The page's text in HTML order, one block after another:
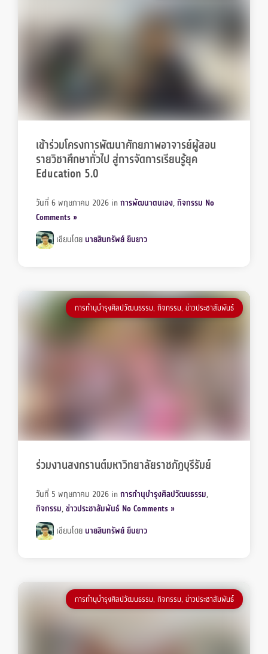
เข้าร่วมโครงการพัฒนาศักยภาพอาจารย์ผู้สอน
รายวิชาศึกษาทั่วไป สู่การจัดการเรียนรู้ยุค
Education 5.0
วันที่ 6 พฤษภาคม 2026 inการพัฒนาตนเอง,กิจกรรม No
Comments »
เขียนโดย นายสินทรัพย์ ยืนยาว
การทำนุบำรุงศิลปวัฒนธรรม, กิจกรรม, ข่าวประชาสัมพันธ์
ร่วมงานสงกรานต์มหาวิทยาลัยราชภัฏบุรีรัมย์
วันที่ 5 พฤษภาคม 2026 inการทำนุบำรุงศิลปวัฒนธรรม,
กิจกรรม,ข่าวประชาสัมพันธ์ No Comments »
เขียนโดย นายสินทรัพย์ ยืนยาว
การทำนุบำรุงศิลปวัฒนธรรม, กิจกรรม, ข่าวประชาสัมพันธ์